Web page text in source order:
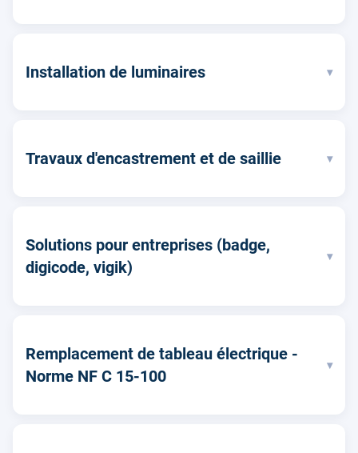
Installation de luminaires ▾
Travaux d'encastrement et de saillie ▾
Solutions pour entreprises (badge,
digicode, vigik)
▾
Remplacement de tableau électrique -
Norme NF C 15-100
▾